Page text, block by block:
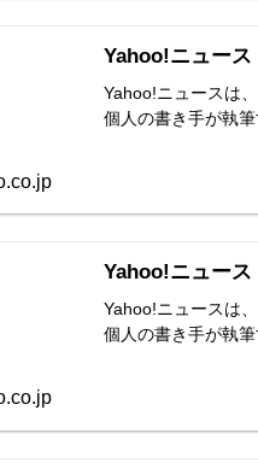
Yahoo!ニュース
Yahoo!ニュースは
個人の書き手が執
Yahoo!ニュース
Yahoo!ニュースは
個人の書き手が執